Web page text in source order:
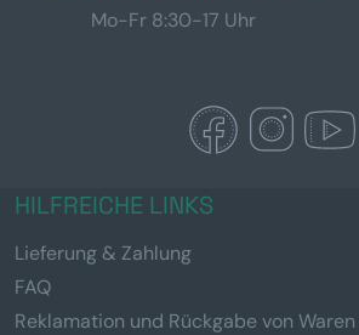
Mo-Fr 8:30-17 Uhr
HILFREICHE LINKS
Lieferung & Zahlung
FAQ
Reklamation und Rückgabe von Waren